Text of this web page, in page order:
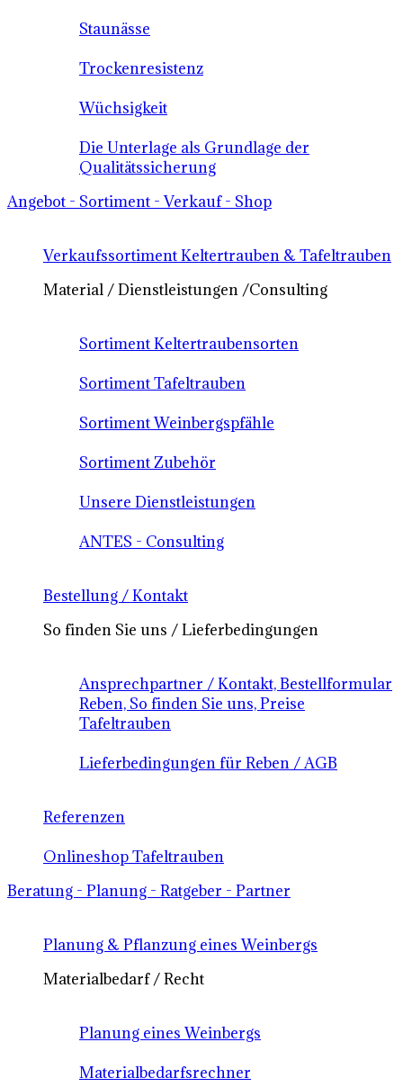
Staunässe
Trockenresistenz
Wüchsigkeit
Die Unterlage als Grundlage der
Qualitätssicherung
Angebot - Sortiment - Verkauf - Shop
Verkaufssortiment Keltertrauben & Tafeltrauben
Material / Dienstleistungen /Consulting
Sortiment Keltertraubensorten
Sortiment Tafeltrauben
Sortiment Weinbergspfähle
Sortiment Zubehör
Unsere Dienstleistungen
ANTES - Consulting
Bestellung / Kontakt
So finden Sie uns / Lieferbedingungen
Ansprechpartner / Kontakt, Bestellformular
Reben, So finden Sie uns, Preise
Tafeltrauben
Lieferbedingungen für Reben / AGB
Referenzen
Onlineshop Tafeltrauben
Beratung - Planung - Ratgeber - Partner
Planung & Pflanzung eines Weinbergs
Materialbedarf / Recht
Planung eines Weinbergs
Materialbedarfsrechner